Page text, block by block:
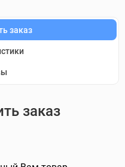
заказ
заказ